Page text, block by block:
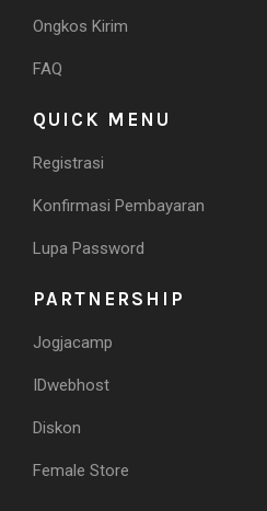
Ongkos Kirim
FAQ
QUICK MENU
Registrasi
Konfirmasi Pembayaran
Lupa Password
PARTNERSHIP
Jogjacamp
IDwebhost
Diskon
Female Store